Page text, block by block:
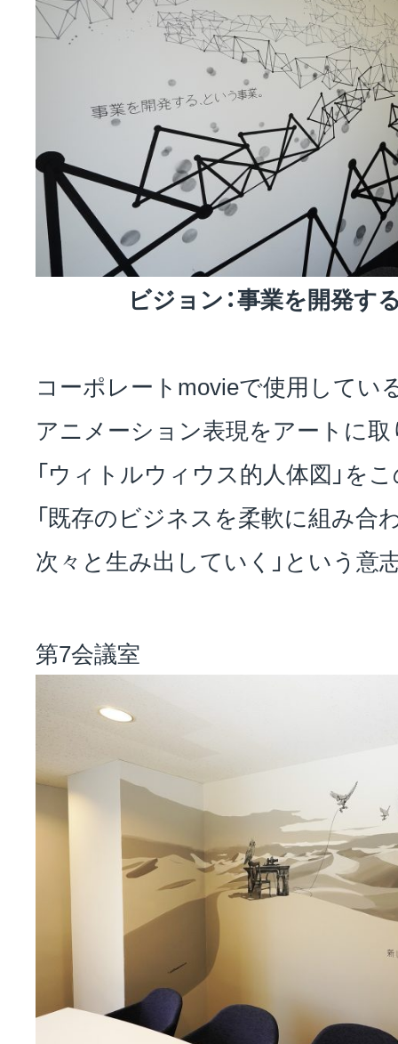
ビジョン：事業を開発す
コーポレートmovieで使用してい
アニメーション表現をアートに
「ウィトルウィウス的人体図」を
「既存のビジネスを柔軟に組み合
次々と生み出していく」という意
第7会議室